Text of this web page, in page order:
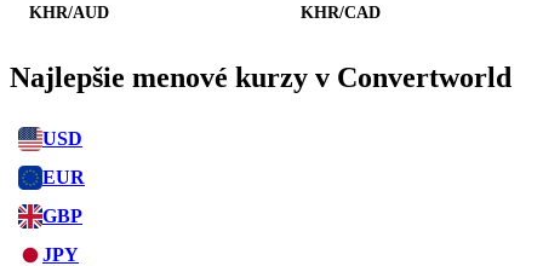
KHR/AUD KHR/CAD
Najlepšie menové kurzy v Convertworld
USD
EUR
GBP
JPY